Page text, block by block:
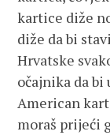
kartice diže
diže da bi
Hrvatske
očajnika da
American
moraš prijeći